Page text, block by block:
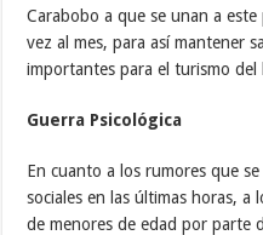
Carabobo a que se unan a este
vez al mes, para así mantener
importantes para el turismo del
Guerra Psicológica
En cuanto a los rumores que
sociales en las últimas horas, a
de menores de edad por parte